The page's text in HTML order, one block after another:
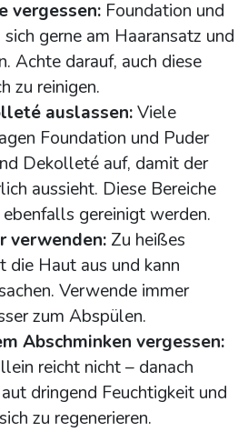
vergessen: Foundation und
gerne am Haaransatz und
Achte darauf, auch diese
zu reinigen.
auslassen:Viele
Foundation und Puder
Dekolleté auf, damit der
aussieht. Diese Bereiche
gereinigt werden.
verwenden: Zu heißes
die Haut aus und kann
Verwende immer
zum Abspülen.
Abschminken vergessen:
reicht nicht – danach
dringend Feuchtigkeit und
zu regenerieren.